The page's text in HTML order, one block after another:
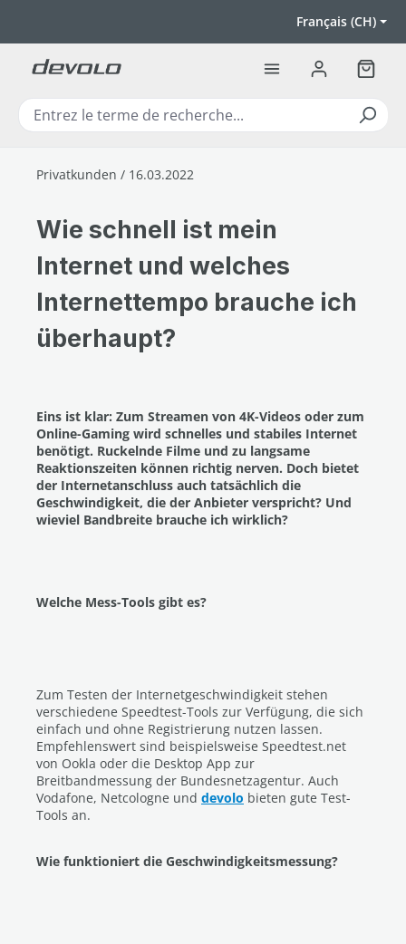
Français (CH)
Le
Privatkunden / 16.03.2022
Wie schnell ist mein
Internet und welches
Internettempo brauche ich
überhaupt?
Eins ist klar: Zum Streamen von 4K-Videos oder zum
Online-Gaming wird schnelles und stabiles Internet
benötigt. Ruckelnde Filme und zu langsame
Reaktionszeiten können richtig nerven. Doch bietet
der Internetanschluss auch tatsächlich die
Geschwindigkeit, die der Anbieter verspricht? Und
wieviel Bandbreite brauche ich wirklich?
Welche Mess-Tools gibt es?
Zum Testen der Internetgeschwindigkeit stehen
verschiedene Speedtest-Tools zur Verfügung, die sich
einfach und ohne Registrierung nutzen lassen.
Empfehlenswert sind beispielsweise Speedtest.net
von Ookla oder die Desktop App zur
Breitbandmessung der Bundesnetzagentur. Auch
Vodafone, Netcologne und devolo bieten gute Test-
Tools an.
Wie funktioniert die Geschwindigkeitsmessung?